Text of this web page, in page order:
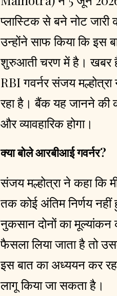
प्लास्टिक से बने नोट
उन्होंने साफ किया कि इस
शुरुआती चरण में है। खबर है
RBI गवर्नर संजय
रहा है। बैंक यह जानने की
और व्यावहारिक होगा।
क्या बोले आरबीआई गवर्नर?
संजय मल्होत्रा ने कहा कि
तक कोई अंतिम निर्णय
नुकसान दोनों का
फैसला लिया जाता है तो
इस बात का अध्ययन कर
लागू किया जा सकता है।